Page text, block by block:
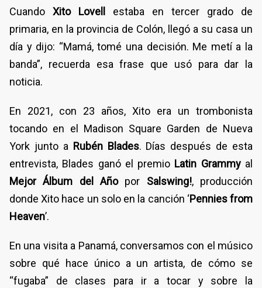
Cuando Xito Lovell
estaba en tercer grado de
primaria, en la provincia de Colón, llegó a su casa un
día y dijo: “Mamá, tomé una decisión. Me metí a la
banda”, recuerda esa frase que usó para dar la
noticia.
En 2021, con 23 años, Xito era un trombonista
tocando en el Madison Square Garden de Nueva
York junto a Rubén Blades. Días después de esta
entrevista, Blades ganó el premio Latin Grammy al
Mejor Álbum del Añopor Salswing!, producción
donde Xito hace un solo en la canción ‘Pennies from
Heaven’.
En una visita a Panamá, conversamos con el músico
sobre qué hace único a un artista, de cómo se
“fugaba” de clases para ir a tocar y sobre la